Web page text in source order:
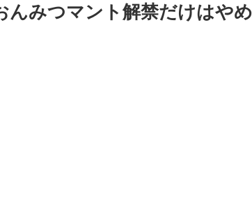
んみつマント解禁だけはや